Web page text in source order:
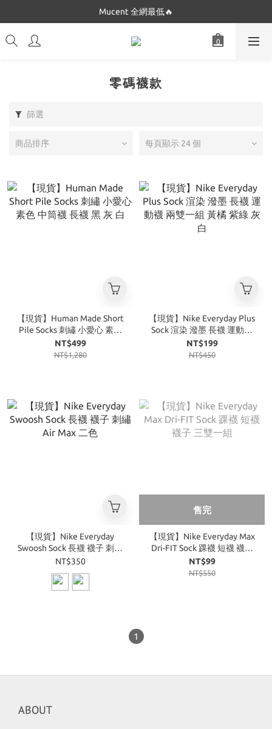
Dickies 最低$280起🔥
Mucent 全網最低🔥
Dickies 最低$280起🔥
零碼襪款
篩選
商品排序 每頁顯示 24 個
【現貨】Human Made Short
Pile Socks 刺繡 小愛心 素色
中筒襪 長襪 黑 灰 白
NT$499
NT$1,280
【現貨】Nike Everyday Plus
Sock 渲染 潑墨 長襪 運動襪
兩雙一組 黃橘 紫綠 灰白
NT$199
NT$450
【現貨】Nike Everyday
Swoosh Sock 長襪 襪子 刺繡
Air Max 二色
NT$350
售完
【現貨】Nike Everyday Max
Dri-FIT Sock 踝襪 短襪 襪子
三雙一組
NT$99
NT$550
1
ABOUT